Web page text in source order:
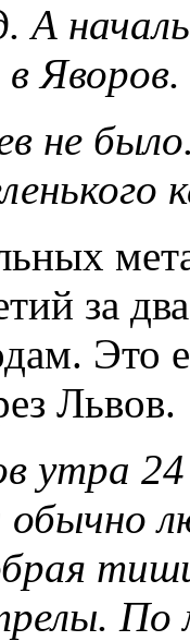
А
Яворов.
не
за
Это
Львов.
утра
обычно